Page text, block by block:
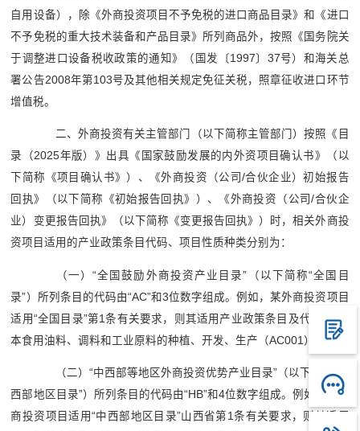
自用设备），除《外商投资项目不予免税的进口商品目录》和《进口
不予免税的重大技术装备和产品目录》所列商品外，按照《国务院关
于调整进口设备税收政策的通知》（国发〔1997〕37号）和海关总
署公告2008年第103号及其他相关规定免征关税，照章征收进口环节
增值税。
二、外商投资有关主管部门（以下简称主管部门）按照《目
录（2025年版）》出具《国家鼓励发展的内外资项目确认书》（以
下简称《项目确认书》）、《外商投资（公司/合伙企业）初始报告
回执》（以下简称《初始报告回执》）、《外商投资（公司/合伙企
业）变更报告回执》（以下简称《变更报告回执》）时，相关外商投
资项目适用的产业政策条目代码、项目性质种类分别为：
（一）“全国鼓励外商投资产业目录”（以下简称“全国目
录”）所列条目的代码由“AC”和3位数字组成。例如，某外商投资项目
适用“全国目录”第1条有关要求，则其适用产业政策条目及代码为“木
本食用油料、调料和工业原料的种植、开发、生产（AC001）”。
（二）“中西部等地区外商投资优势产业目录”（以下简称“中
西部地区目录”）所列条目的代码由“HB”和4位数字组成。例如，某外
商投资项目适用“中西部地区目录”山西省第1条有关要求，则其适用